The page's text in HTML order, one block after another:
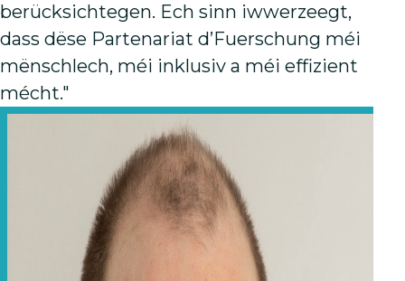
berücksichtegen. Ech sinn iwwerzeegt,
dass dëse Partenariat d’Fuerschung méi
mënschlech, méi inklusiv a méi effizient
mécht."